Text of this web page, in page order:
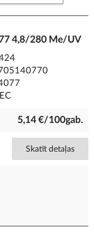
4,8/280 Me/UV
5,14 €/100gab.
Skatīt detaļas